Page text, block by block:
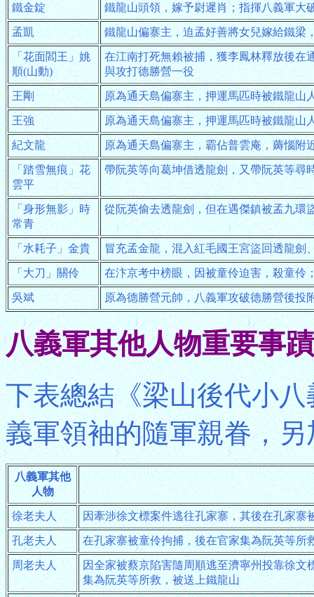
鐵金錠 鐵龍山頭領，嫁予尉遲肖；指揮八義軍大
孟凱 鐵龍山偏寨主，迫孟好善將女兒嫁給鐵梁
「花面閻王」姚
順(山動)
在江南打死無賴被捕，獲李鳳林釋放後在
與攻打德勝營一役
王剛 原為通天島偏寨主，押運馬匹時被鐵龍山
王強 原為通天島偏寨主，押運馬匹時被鐵龍山
紀文龍 原為通天島偏寨主，霸佔普雲庵，薅惱附
「踏雪無痕」花
雲平
帶阮英等向葛坤借透龍劍，又帶阮英等尋
「身形無影」時
常青
從阮英偷去透龍劍，但在遇傑鎮被孟九環
「水耗子」金貴 冒充孟金龍，混入紅毛國王宮盜回透龍劍
「大刀」關伶 在汴京考中榜眼，因被童伶迫害，殺童伶
吳斌 原為德勝營元帥，八義軍攻破德勝營後投
八義軍其他人物重要事蹟
下表總結《梁山後代小
義軍領袖的隨軍親眷，
八義軍其他
人物
徐老夫人 因牽涉徐文標案件逃往孔家寨，其後在孔家
孔老夫人 在孔家寨被童伶拘捕，後在官家集為阮英等所
周老夫人
因全家被蔡京陷害隨周順逃至濟寧州投靠徐
集為阮英等所救，被送上鐵龍山